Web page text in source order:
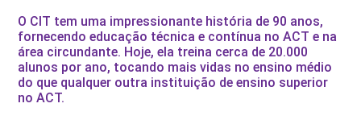
SOBRE A WEST 1
FAQS
BLOG
O CIT tem uma impressionante história de 90 anos,
fornecendo educação técnica e contínua no ACT e na
área circundante. Hoje, ela treina cerca de 20.000
alunos por ano, tocando mais vidas no ensino médio
do que qualquer outra instituição de ensino superior
no ACT.